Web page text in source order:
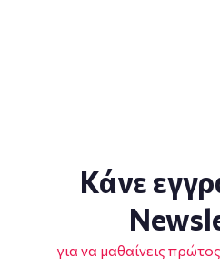
Κάνε
για να μαθαίνεις